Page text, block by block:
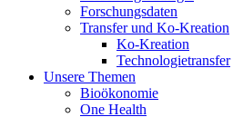
Forschungsdaten
Transfer und Ko-Kreation
Ko-Kreation
Technologietransfer
Unsere Themen
Bioökonomie
One Health